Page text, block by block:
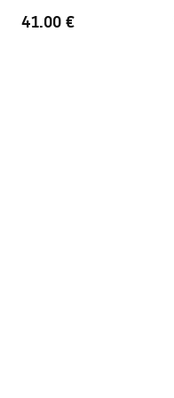
Trou de débordement
41.00 €